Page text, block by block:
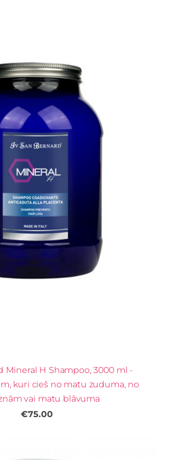
Mineral H Shampoo, 3000 ml -
kuri cieš no matu zuduma, no
vai matu blāvuma
€75.00